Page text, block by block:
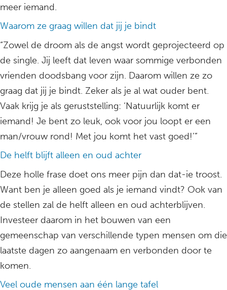
meer iemand.
Waarom ze graag willen dat jij je bindt
“Zowel de droom als de angst wordt geprojecteerd op
de single. Jij leeft dat leven waar sommige verbonden
vrienden doodsbang voor zijn. Daarom willen ze zo
graag dat jij je bindt. Zeker als je al wat ouder bent.
Vaak krijg je als geruststelling: ‘Natuurlijk komt er
iemand! Je bent zo leuk, ook voor jou loopt er een
man/vrouw rond! Met jou komt het vast goed!’”
De helft blijft alleen en oud achter
Deze holle frase doet ons meer pijn dan dat-ie troost.
Want ben je alleen goed als je iemand vindt? Ook van
de stellen zal de helft alleen en oud achterblijven.
Investeer daarom in het bouwen van een
gemeenschap van verschillende typen mensen om die
laatste dagen zo aangenaam en verbonden door te
komen.
Veel oude mensen aan één lange tafel